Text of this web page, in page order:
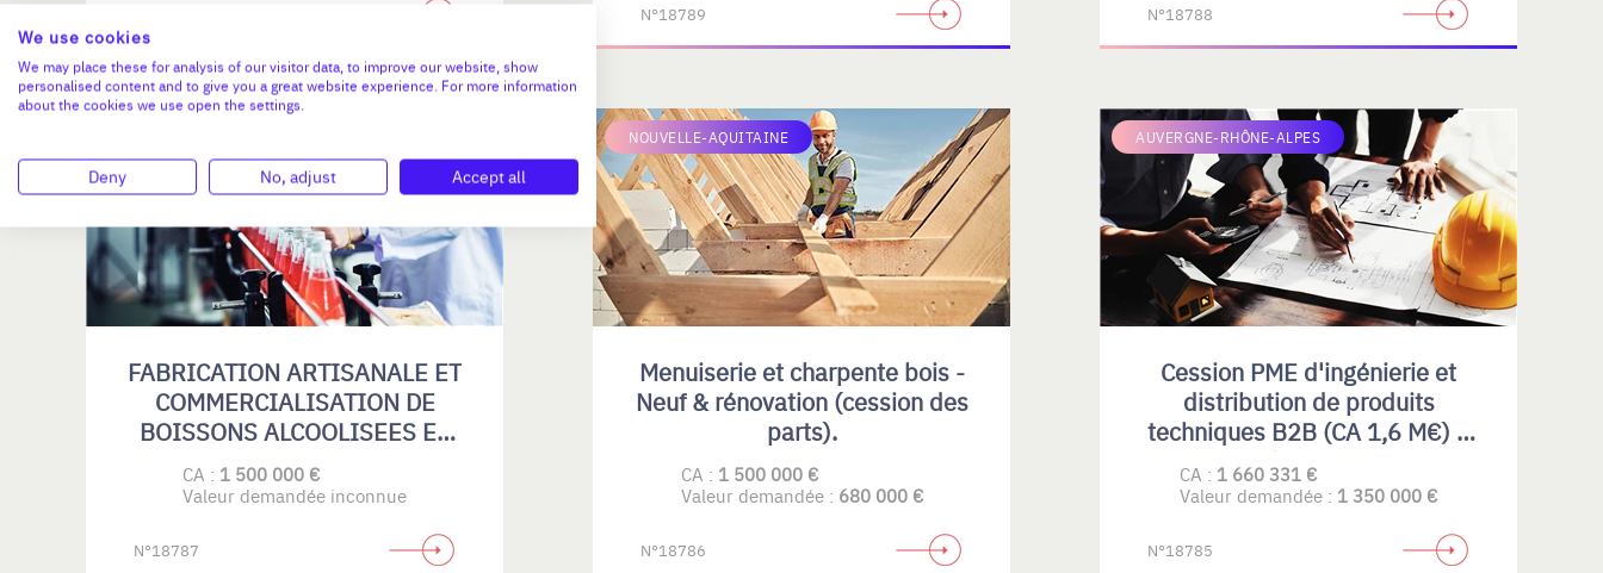
N°18789 N°18788
FABRICATION ARTISANALE ET
COMMERCIALISATION DE
BOISSONS ALCOOLISEES ET
SANS ALCOOL
CA : 1 500 000 €
Valeur demandée inconnue
N°18787
NOUVELLE-AQUITAINE
Menuiserie et charpente bois -
Neuf & rénovation (cession des
parts).
CA : 1 500 000 €
Valeur demandée : 680 000 €
N°18786
AUVERGNE-RHÔNE-ALPES
Cession PME d'ingénierie et
distribution de produits
techniques B2B (CA 1,6 M€) –
Rhône-Alpes
CA : 1 660 331 €
Valeur demandée : 1 350 000 €
N°18785
We use cookies
We may place these for analysis of our visitor data, to improve our website, show
personalised content and to give you a great website experience. For more information
about the cookies we use open the settings.
Deny No, adjust Accept all